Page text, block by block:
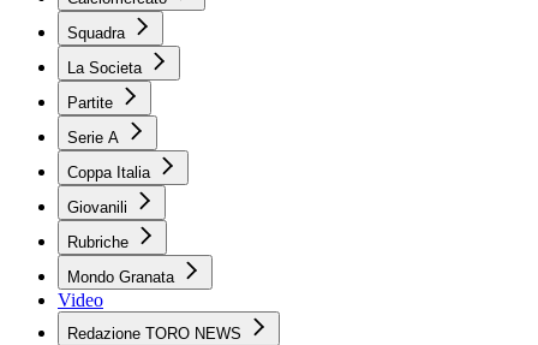
Squadra
La Societa
Partite
Serie A
Coppa Italia
Giovanili
Rubriche
Mondo Granata
Video
Redazione TORO NEWS